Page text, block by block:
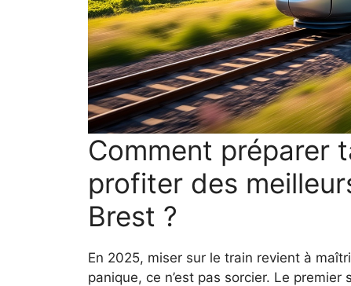
Comment préparer
profiter des
Brest ?
En 2025, miser sur le train revient à
panique, ce n’est pas sorcier. Le premier